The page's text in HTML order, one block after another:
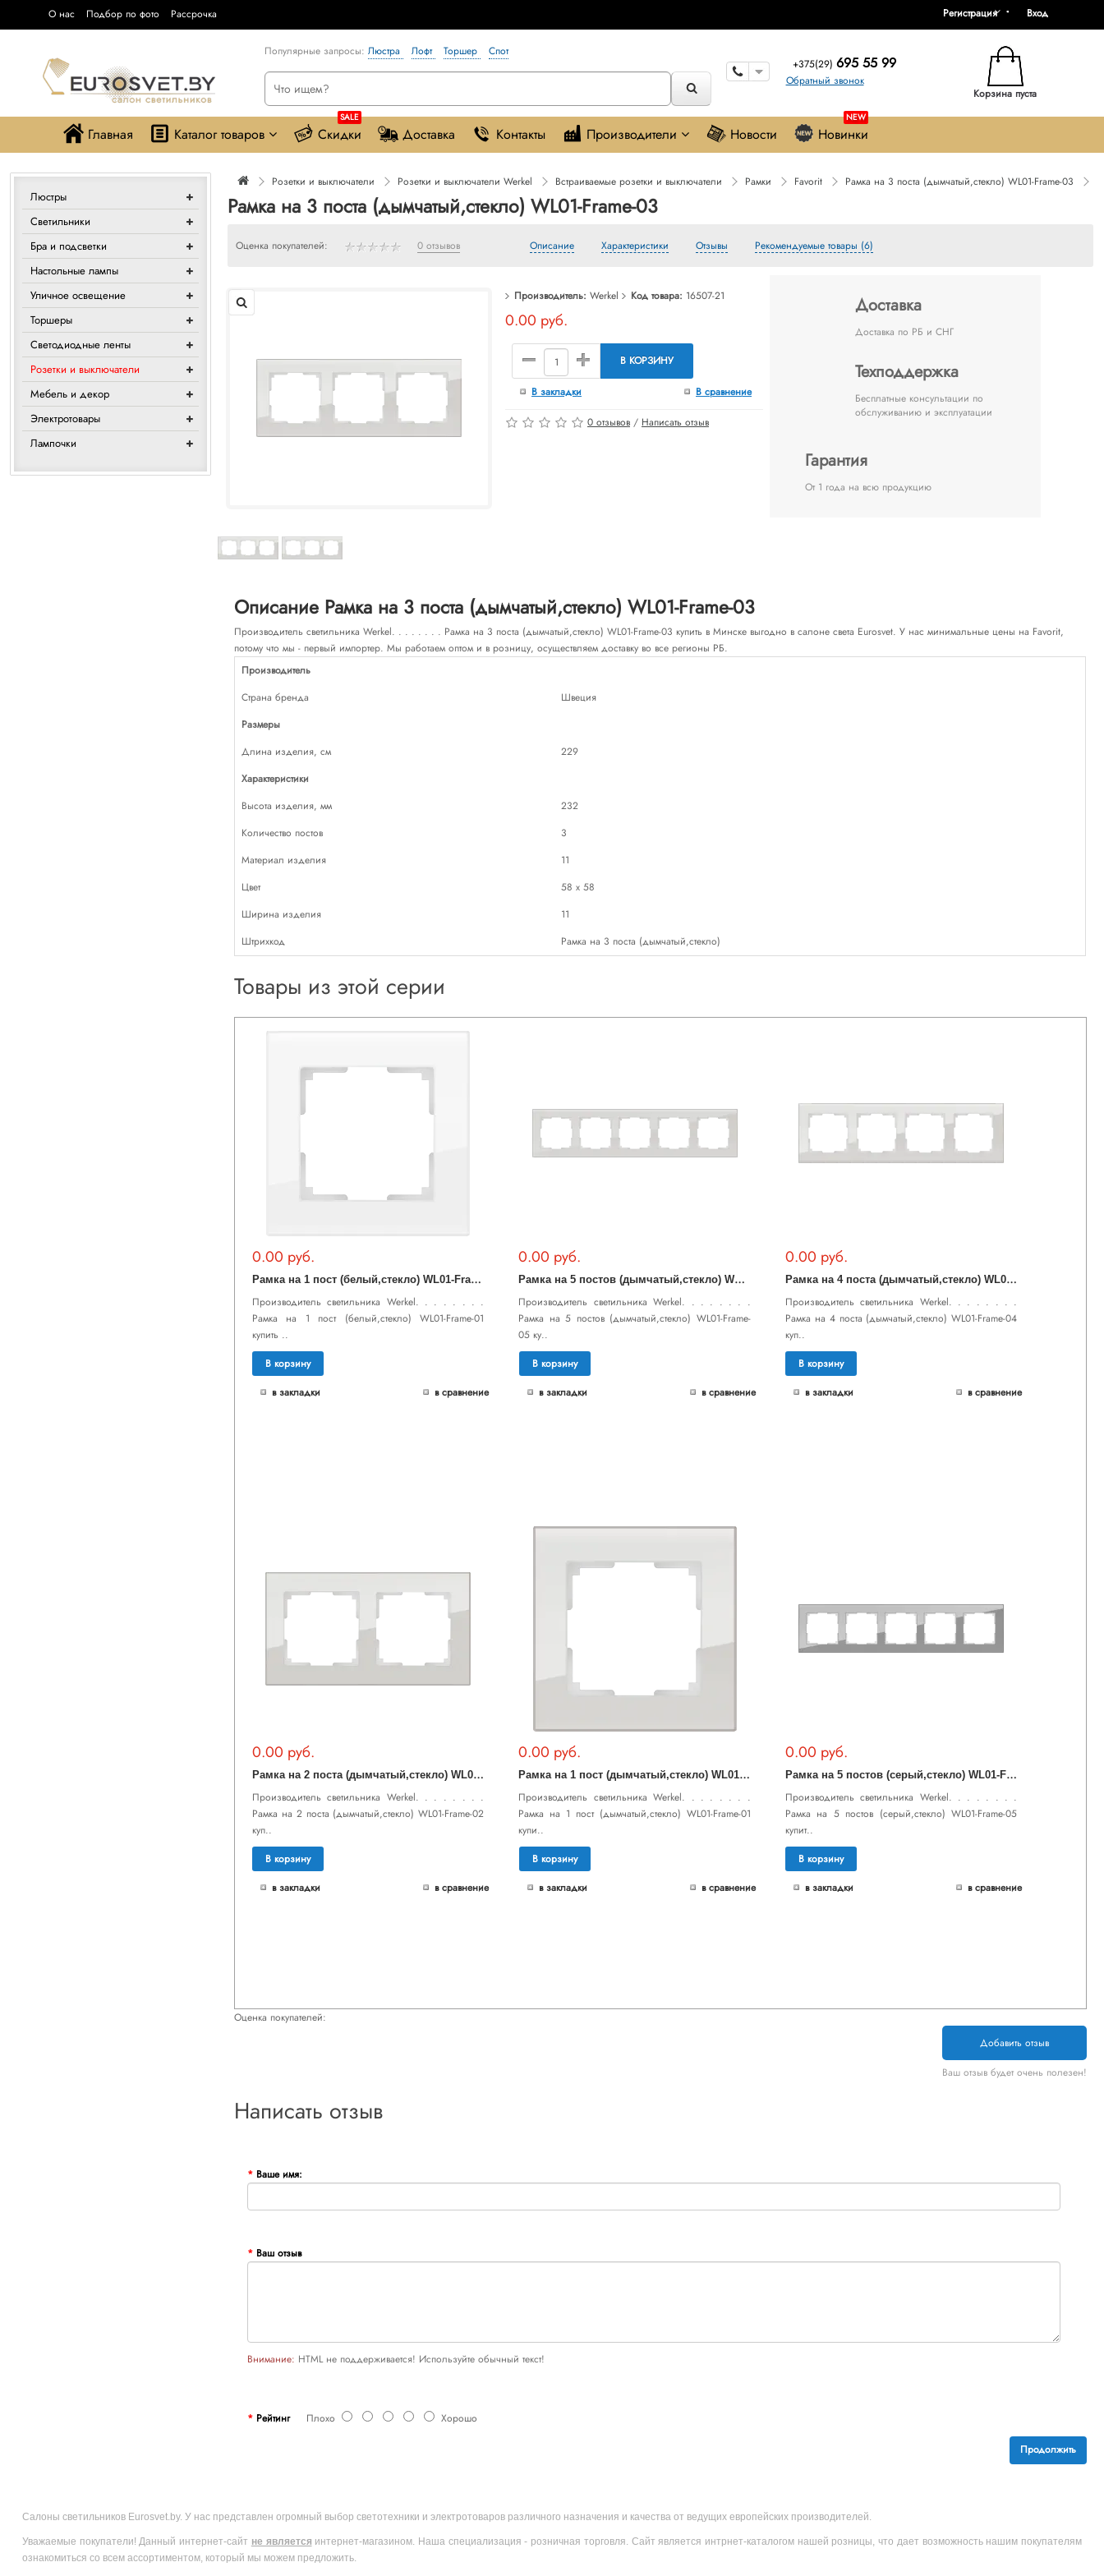
О нас Подбор по фото Рассрочка Вход
Регистрация
Корзина пуста
Популярные запросы: Люстра Лофт Торшер
Спот
+375(29) 695 55 99
Обратный звонок
Главная Каталог товаров
SALE
Скидки Доставка Контакты Производители Новости
NEW
Новинки
Люстры
Светильники
Бра и подсветки
Настольные лампы
Уличное освещение
Торшеры
Светодиодные ленты
Розетки и выключатели
Мебель и декор
Электротовары
Лампочки
Розетки и выключатели Розетки и выключатели Werkel Встраиваемые розетки и выключатели Рамки Favorit Рамка на 3 поста (дымчатый,стекло) WL01-Frame-03
Рамка на 3 поста (дымчатый,стекло) WL01-Frame-03
Оценка покупателей: 0 отзывов Описание Характеристики Отзывы Рекомендуемые товары (6)
Производитель: Werkel Код товара: 16507-21
0.00 руб.
В КОРЗИНУ
В закладки В сравнение
0 отзывов / Написать отзыв
Доставка
Доставка по РБ и СНГ
Техподдержка
Бесплатные консультации по
обслуживанию и эксплуатации
Гарантия
От 1 года на всю продукцию
Описание Рамка на 3 поста (дымчатый,стекло) WL01-Frame-03
Производитель светильника Werkel. . . . . . . . Рамка на 3 поста (дымчатый,стекло) WL01-Frame-03 купить в Минске выгодно в салоне света Eurosvet. У нас минимальные цены на Favorit,
потому что мы - первый импортер. Мы работаем оптом и в розницу, осуществляем доставку во все регионы РБ.
Производитель
Страна бренда
Швеция
Размеры
Длина изделия, см
229
Характеристики
Высота изделия, мм
232
Количество постов
3
Материал изделия
11
Цвет
58 х 58
Ширина изделия
11
Штрихкод
Рамка на 3 поста (дымчатый,стекло)
Товары из этой серии
0.00 руб.
Р
амка на 1 пост (белый,стекло) WL01-Frame-01
Производитель светильника Werkel. . . . . . . .
Рамка на 1 пост (белый,стекло) WL01-Frame-01
купить ..
В корзину
в закладки
в сравнение
0.00 руб.
Р
амка на 5 постов (дымчатый,стекло) WL01-Frame-05
Производитель светильника Werkel. . . . . . . .
Рамка на 5 постов (дымчатый,стекло) WL01-Frame-
05 ку..
В корзину
в закладки
в сравнение
0.00 руб.
Р
амка на 4 поста (дымчатый,стекло) WL01-Frame-04
Производитель светильника Werkel. . . . . . . .
Рамка на 4 поста (дымчатый,стекло) WL01-Frame-04
куп..
В корзину
в закладки
в сравнение
0.00 руб.
Р
амка на 2 поста (дымчатый,стекло) WL01-Frame-02
Производитель светильника Werkel. . . . . . . .
Рамка на 2 поста (дымчатый,стекло) WL01-Frame-02
куп..
В корзину
в закладки
в сравнение
0.00 руб.
Р
амка на 1 пост (дымчатый,стекло) WL01-Frame-01
Производитель светильника Werkel. . . . . . . .
Рамка на 1 пост (дымчатый,стекло) WL01-Frame-01
купи..
В корзину
в закладки
в сравнение
0.00 руб.
Р
амка на 5 постов (серый,стекло) WL01-Frame-05
Производитель светильника Werkel. . . . . . . .
Рамка на 5 постов (серый,стекло) WL01-Frame-05
купит..
В корзину
в закладки
в сравнение
Оценка покупателей:
Добавить отзыв
Ваш отзыв будет очень полезен!
Написать отзыв
Ваше имя:
Ваш отзыв
Внимание: HTML не поддерживается! Используйте обычный текст!
РейтингПлохо Хорошо
Продолжить
Салоны светильников Eurosvet.by. У нас представлен огромный выбор светотехники и электротоваров различного назначения и качества от ведущих европейских производителей.
Уважаемые покупатели! Данный интернет-сайт не является интернет-магазином. Наша специализация - розничная торговля. Сайт является интрнет-каталогом нашей розницы, что дает возможность нашим покупателям
ознакомиться со всем ассортиментом, который мы можем предложить.